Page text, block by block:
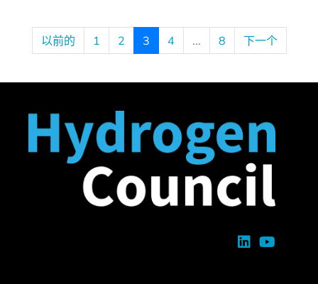
以前的 1 2 3 4 ... 8 下一个